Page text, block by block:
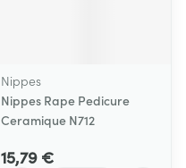
Nippes
Nippes Rape Pedicure
Ceramique N712
15,79 €